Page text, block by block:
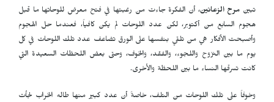
تبين مرح الزعانين، أن الفكرة جاءت من رغبتها في فتح معرض للوحاتها ما قبل
هجوم السابع من أكتوبر، لكن عدد اللوحات لم يكن كافياً، فعندما حل الهجوم
وأصبحت الأفكار هي من تلقي بنفسها على الورق تضاعف عدد تلك اللوحات في كل
يوم ما بين النزوح واللجوء، والفقد، والخوف، وحتى بعض اللحظات السعيدة التي
كانت تسرقها النساء ما بين اللحظة والأخرى.
وخوفاً على تلك اللوحات من التلف، خاصةً أن عدد كبير منها طاله الخراب لجأت